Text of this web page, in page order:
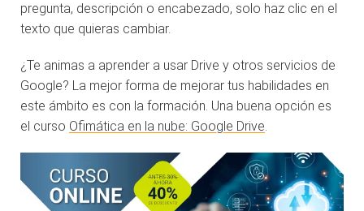
pregunta, descripción o encabezado, solo haz clic en el
texto que quieras cambiar.
¿Te animas a aprender a usar Drive y otros servicios de
Google? La mejor forma de mejorar tus habilidades en
este ámbito es con la formación. Una buena opción es
el curso Ofimática en la nube: Google Drive.